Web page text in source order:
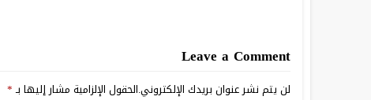
Leave a Comment
لن يتم نشر عنوان بريدك الإلكتروني.الحقول الإلزامية مشار إليها بـ*